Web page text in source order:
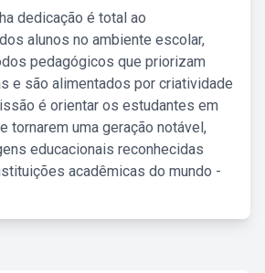
dedicação é total ao
alunos no ambiente escolar,
pedagógicos que priorizam
e são alimentados por criatividade
é orientar os estudantes em
tornarem uma geração notável,
educacionais reconhecidas
acadêmicas do mundo -